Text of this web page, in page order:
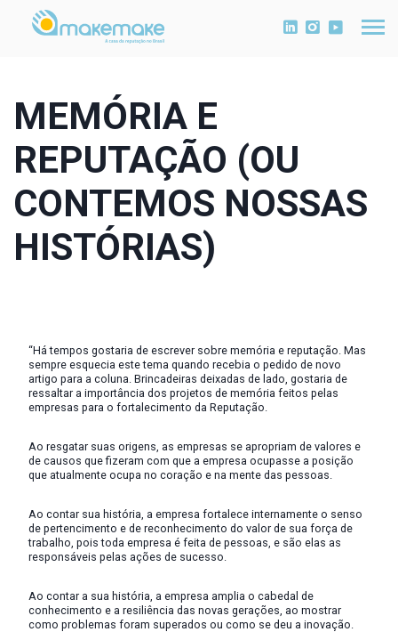
MEMÓRIA E
REPUTAÇÃO (OU
CONTEMOS NOSSAS
HISTÓRIAS)
“Há tempos gostaria de escrever sobre memória e reputação. Mas
sempre esquecia este tema quando recebia o pedido de novo
artigo para a coluna. Brincadeiras deixadas de lado, gostaria de
ressaltar a importância dos projetos de memória feitos pelas
empresas para o fortalecimento da Reputação.
Ao resgatar suas origens, as empresas se apropriam de valores e
de causos que fizeram com que a empresa ocupasse a posição
que atualmente ocupa no coração e na mente das pessoas.
Ao contar sua história, a empresa fortalece internamente o senso
de pertencimento e de reconhecimento do valor de sua força de
trabalho, pois toda empresa é feita de pessoas, e são elas as
responsáveis pelas ações de sucesso.
Ao contar a sua história, a empresa amplia o cabedal de
conhecimento e a resiliência das novas gerações, ao mostrar
como problemas foram superados ou como se deu a inovação.